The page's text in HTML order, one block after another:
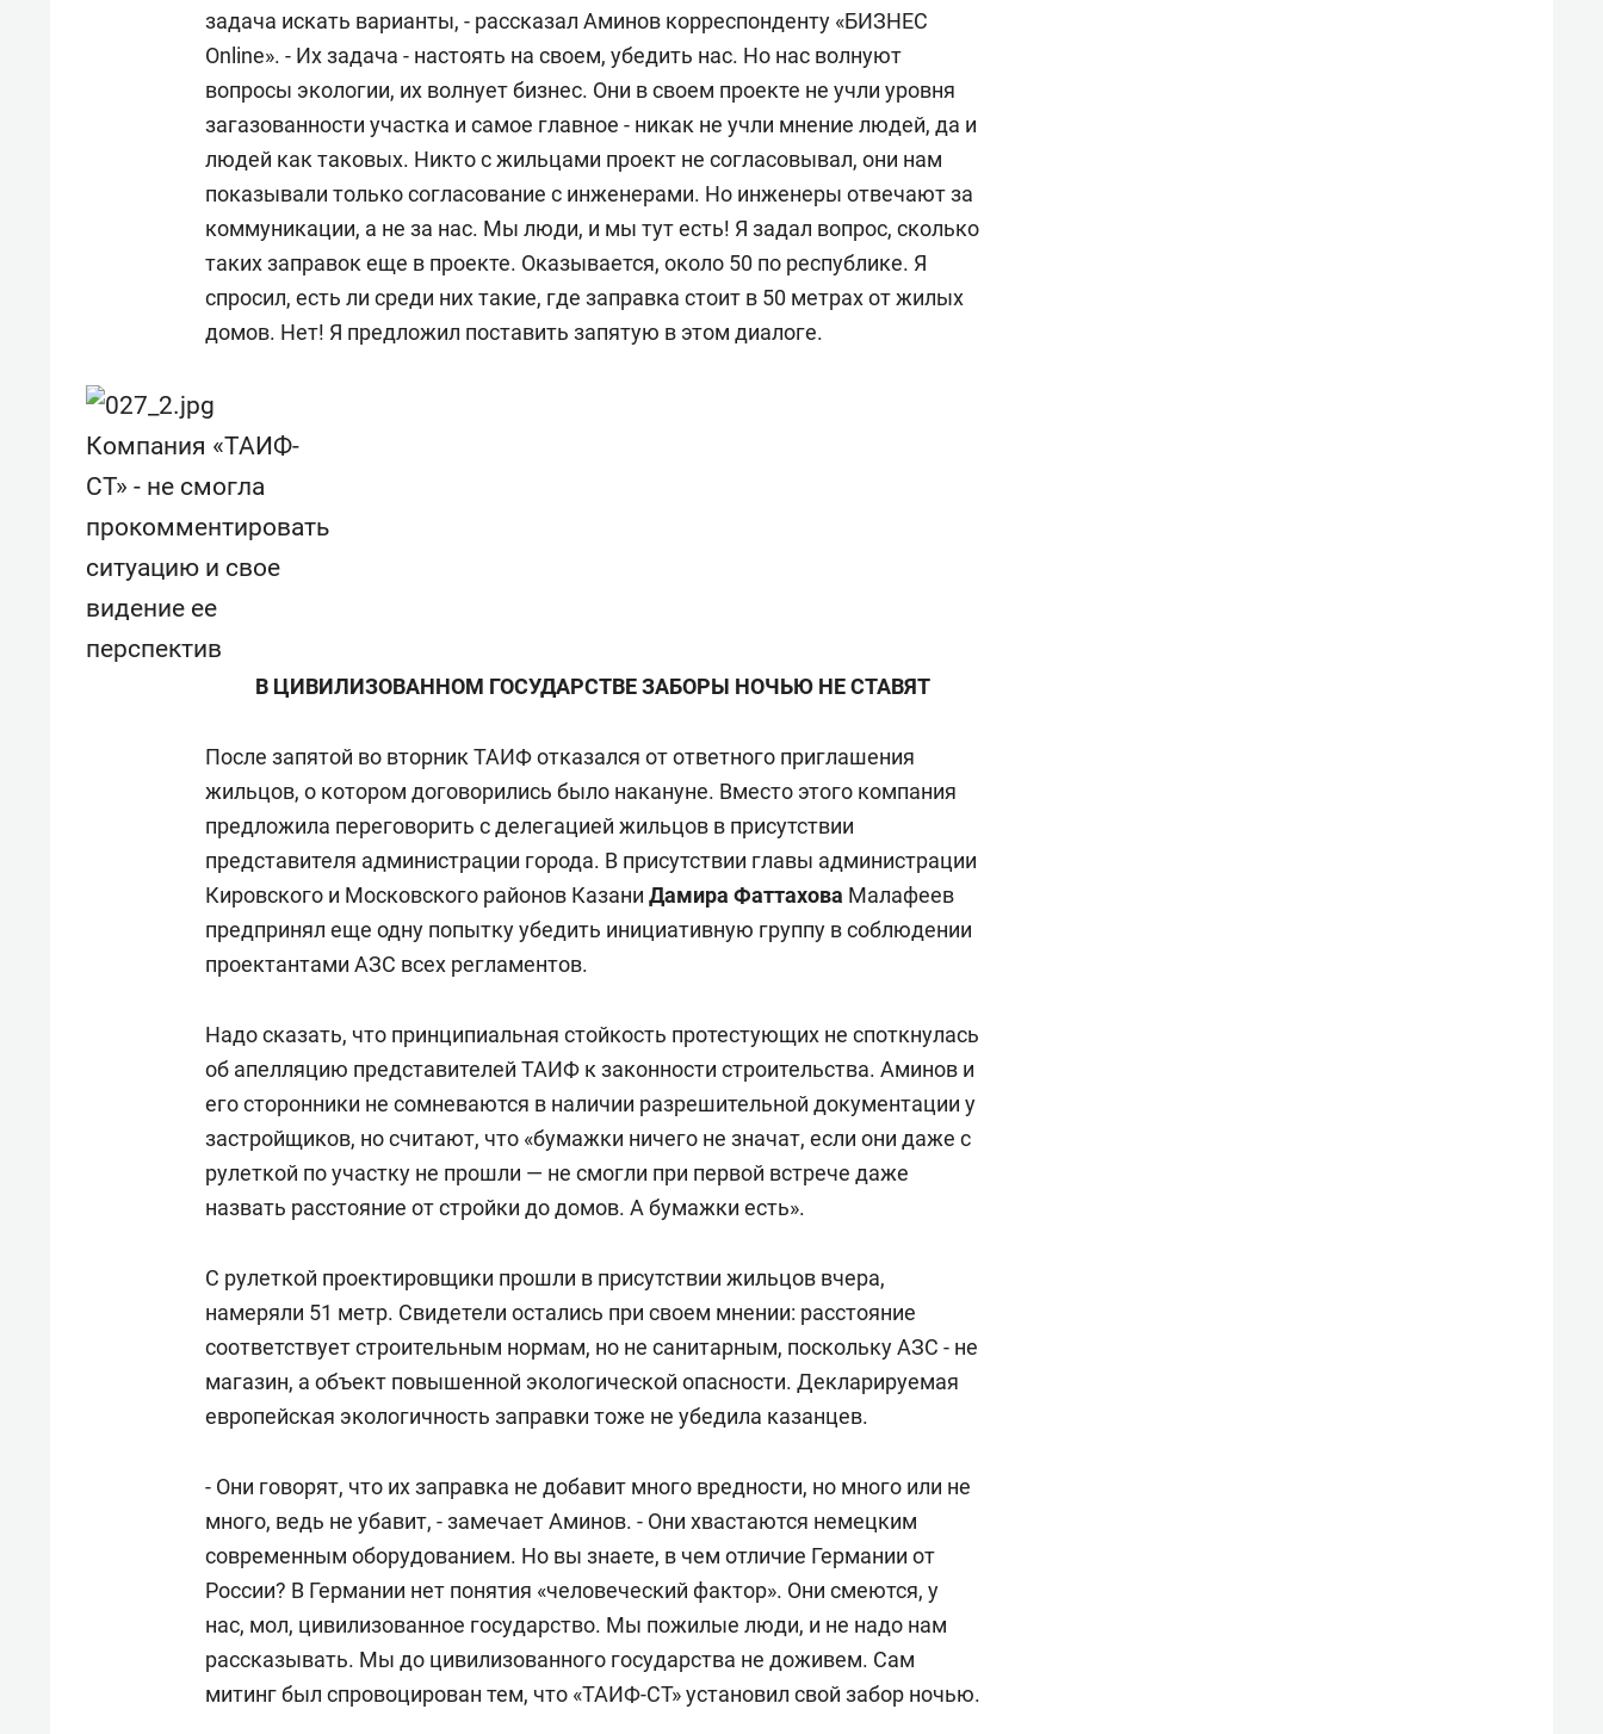
задача искать варианты, - рассказал Аминов корреспонденту «БИЗНЕС
Online». - Их задача - настоять на своем, убедить нас. Но нас волнуют
вопросы экологии, их волнует бизнес. Они в своем проекте не учли уровня
загазованности участка и самое главное - никак не учли мнение людей, да и
людей как таковых. Никто с жильцами проект не согласовывал, они нам
показывали только согласование с инженерами. Но инженеры отвечают за
коммуникации, а не за нас. Мы люди, и мы тут есть! Я задал вопрос, сколько
таких заправок еще в проекте. Оказывается, около 50 по республике. Я
спросил, есть ли среди них такие, где заправка стоит в 50 метрах от жилых
домов. Нет! Я предложил поставить запятую в этом диалоге.
Компания «ТАИФ-
СТ» - не смогла
прокомментировать
ситуацию и свое
видение ее
перспектив
В ЦИВИЛИЗОВАННОМ ГОСУДАРСТВЕ ЗАБОРЫ НОЧЬЮ НЕ СТАВЯТ
После запятой во вторник ТАИФ отказался от ответного приглашения
жильцов, о котором договорились было накануне. Вместо этого компания
предложила переговорить с делегацией жильцов в присутствии
представителя администрации города. В присутствии главы администрации
Кировского и Московского районов Казани Дамира Фаттахова Малафеев
предпринял еще одну попытку убедить инициативную группу в соблюдении
проектантами АЗС всех регламентов.
Надо сказать, что принципиальная стойкость протестующих не споткнулась
об апелляцию представителей ТАИФ к законности строительства. Аминов и
его сторонники не сомневаются в наличии разрешительной документации у
застройщиков, но считают, что «бумажки ничего не значат, если они даже с
рулеткой по участку не прошли — не смогли при первой встрече даже
назвать расстояние от стройки до домов. А бумажки есть».
С рулеткой проектировщики прошли в присутствии жильцов вчера,
намеряли 51 метр. Свидетели остались при своем мнении: расстояние
соответствует строительным нормам, но не санитарным, поскольку АЗС - не
магазин, а объект повышенной экологической опасности. Декларируемая
европейская экологичность заправки тоже не убедила казанцев.
- Они говорят, что их заправка не добавит много вредности, но много или не
много, ведь не убавит, - замечает Аминов. - Они хвастаются немецким
современным оборудованием. Но вы знаете, в чем отличие Германии от
России? В Германии нет понятия «человеческий фактор». Они смеются, у
нас, мол, цивилизованное государство. Мы пожилые люди, и не надо нам
рассказывать. Мы до цивилизованного государства не доживем. Сам
митинг был спровоцирован тем, что «ТАИФ-СТ» установил свой забор ночью.